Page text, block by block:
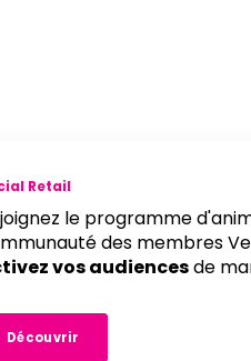
Retail
le programme
des membres
vos audiencesde
Découvrir